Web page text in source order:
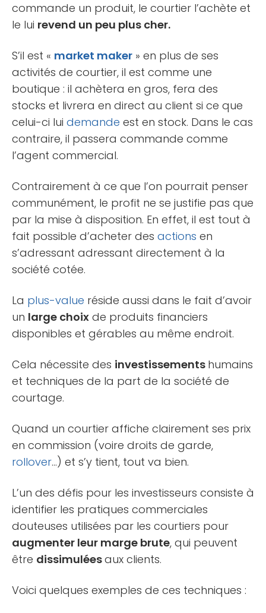
commande un produit, le courtier l’achète et
le lui revend un peu plus cher.
S’il est « market maker » en plus de ses
activités de courtier, il est comme une
boutique : il achètera en gros, fera des
stocks et livrera en direct au client si ce que
celui-ci lui demande est en stock. Dans le cas
contraire, il passera commande comme
l’agent commercial.
Contrairement à ce que l’on pourrait penser
communément, le profit ne se justifie pas que
par la mise à disposition. En effet, il est tout à
fait possible d’acheter des actions en
s’adressant adressant directement à la
société cotée.
La plus-value réside aussi dans le fait d’avoir
un large choix de produits financiers
disponibles et gérables au même endroit.
Cela nécessite des investissements humains
et techniques de la part de la société de
courtage.
Quand un courtier affiche clairement ses prix
en commission (voire droits de garde,
rollover…) et s’y tient, tout va bien.
L’un des défis pour les investisseurs consiste à
identifier les pratiques commerciales
douteuses utilisées par les courtiers pour
augmenter leur marge brute, qui peuvent
être dissimuléesaux clients.
Voici quelques exemples de ces techniques :